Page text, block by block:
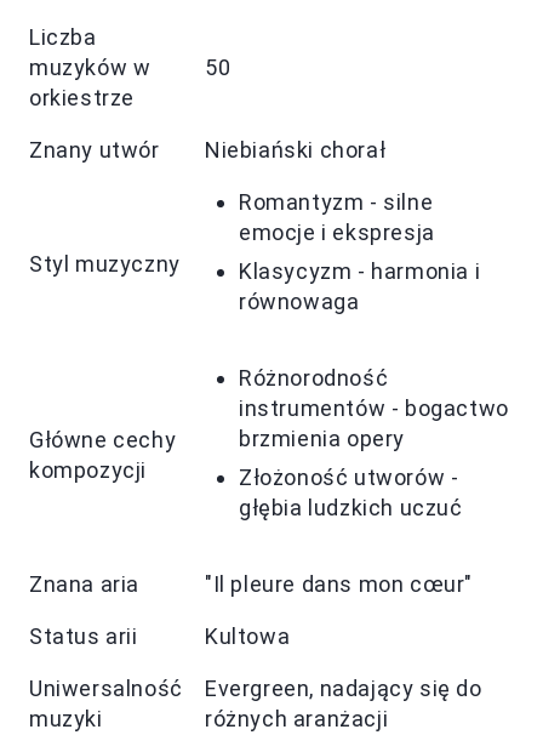
Liczba
muzyków w
orkiestrze
50
Znany utwór Niebiański chorał
Styl muzyczny
Romantyzm - silne
emocje i ekspresja
Klasycyzm - harmonia i
równowaga
Główne cechy
kompozycji
Różnorodność
instrumentów - bogactwo
brzmienia opery
Złożoność utworów -
głębia ludzkich uczuć
Znana aria "Il pleure dans mon cœur"
Status arii Kultowa
Uniwersalność
muzyki
Evergreen, nadający się do
różnych aranżacji